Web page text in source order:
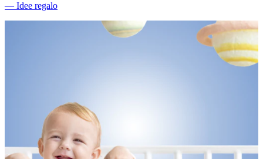
― Idee regalo